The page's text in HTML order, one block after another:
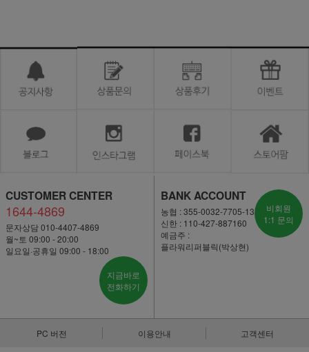
CUSTOMER CENTER
1644-4869
문자상담 010-4407-4869
월~토 09:00 - 20:00
일요일·공휴일 09:00 - 18:00
지금바로
전화하기
BANK ACCOUNT
농협 : 355-0032-7705-13
신한 : 110-427-887160
예금주 :
플라워리퍼블릭(박상현)
비회원
1:1 문의
PC 버전 이용안내 고객센터